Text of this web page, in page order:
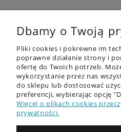
Opinie o
OFERTA
DESKI SUP - RECENZJE
Dbamy o Twoją
Pliki cookies i pokrewne im
poprawne działanie strony i
ofertę do Twoich potrzeb.
wykorzystanie przez nas
do sklepu lub dostosować
preferencji, wybierając opcję
Więcej o plikach cookies
prywatności.